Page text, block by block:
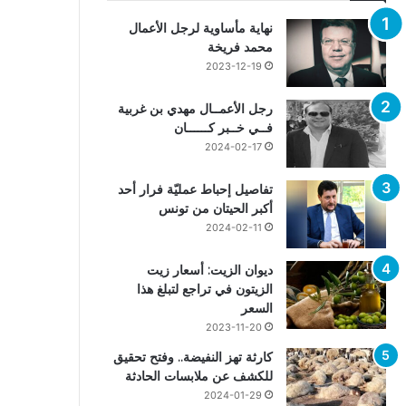
نهاية مأساوية لرجل الأعمال
محمد فريخة
2023-12-19
رجل الأعمــال مهدي بن غربية
فــي خــبر كــــــان
2024-02-17
تفاصيل إحباط عمليّة فرار أحد
أكبر الحيتان من تونس
2024-02-11
ديوان الزيت: أسعار زيت
الزيتون في تراجع لتبلغ هذا
السعر
2023-11-20
كارثة تهز النفيضة.. وفتح تحقيق
للكشف عن ملابسات الحادثة
2024-01-29